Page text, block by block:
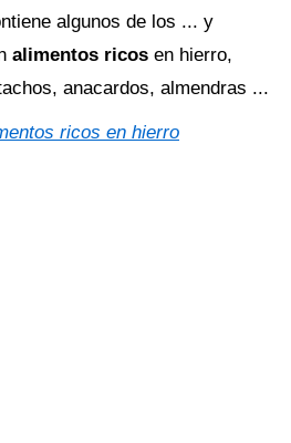
algunos de los ... y
alimentos ricos en hierro,
anacardos, almendras ...
ricos en hierro